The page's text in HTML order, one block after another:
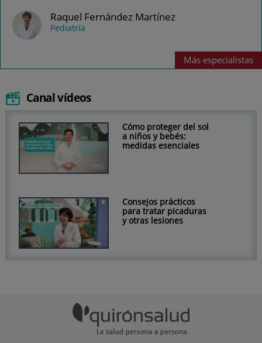
Raquel Fernández Martínez
Pediatría
Más especialistas
Canal vídeos
Cómo proteger del sol
a niños y bebés:
medidas esenciales
Consejos prácticos
para tratar picaduras
y otras lesiones